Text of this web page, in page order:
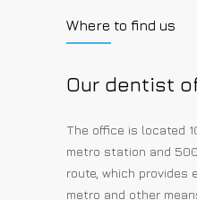
Where to find us
Our dentist
The office is located
metro station and
route, which provides
metro and other